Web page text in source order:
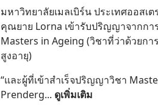
มหาวิทยาลัยเมลเบิร์น ประเทศออสเต
คุณยาย Lorna เข้ารับปริญญาจากก
Masters in Ageing (วิชาที่ว่าด้วยก
สูงอายุ)
“และผู้ที่เข้าสำเร็จปริญญาวิชา
Prenderg... ดูเพิ่มเติม